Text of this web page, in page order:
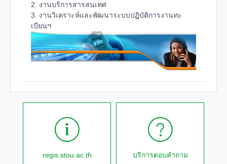
2. งานบริการสารสนเทศ
3. งานวิเคราะห์และพัฒนาระบบปฏิบัติการงานทะ
เบียนฯ
regis.stou.ac.th บริการตอบคำถาม